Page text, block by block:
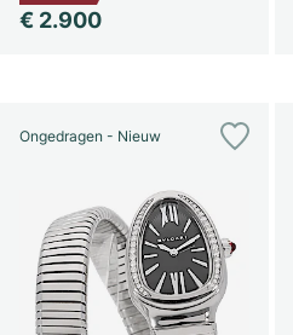
€ 2.900
Ongedragen - Nieuw